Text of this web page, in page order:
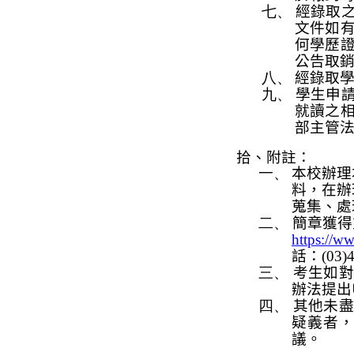
七、
經錄取
文件如
何學歷
公告取
八、
經錄取
九、
學生申
就讀之
部主管
拾、附註：
一、
本校辦
料，在
蒐集、
二、
簡章獲
https://
話：
三、
考生如
辦法提
四、
其他未
疑義者
議。